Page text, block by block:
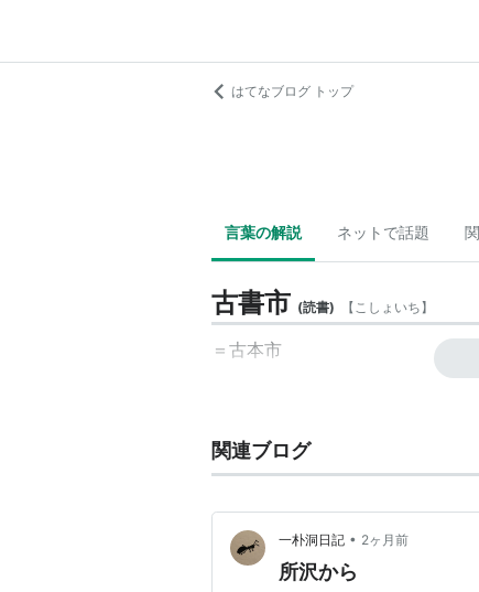
はてなブログ トップ
言葉の解説 ネットで話題
古書市 (読書) 【こしょいち】
＝ 古本市
関連ブログ
一朴洞日記 • 2ヶ月前
所沢から